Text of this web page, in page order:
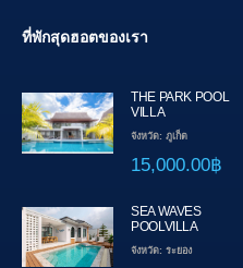
ที่พักสุดฮอตของเรา
THE PARK POOL
VILLA
จังหวัด: ภูเก็ต
15,000.00฿
SEA WAVES
POOLVILLA
จังหวัด: ระยอง